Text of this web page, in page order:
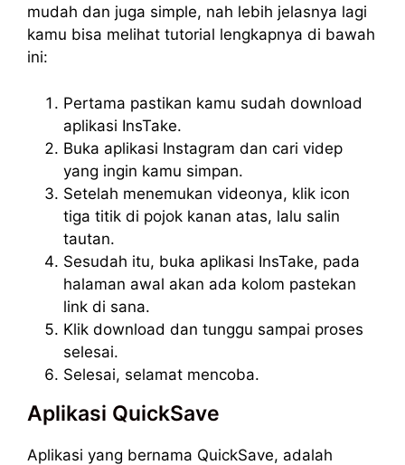
mudah dan juga simple, nah lebih jelasnya lagi
kamu bisa melihat tutorial lengkapnya di bawah
ini:
Pertama pastikan kamu sudah download
aplikasi InsTake.
Buka aplikasi Instagram dan cari videp
yang ingin kamu simpan.
Setelah menemukan videonya, klik icon
tiga titik di pojok kanan atas, lalu salin
tautan.
Sesudah itu, buka aplikasi InsTake, pada
halaman awal akan ada kolom pastekan
link di sana.
Klik download dan tunggu sampai proses
selesai.
Selesai, selamat mencoba.
Aplikasi QuickSave
Aplikasi yang bernama QuickSave, adalah